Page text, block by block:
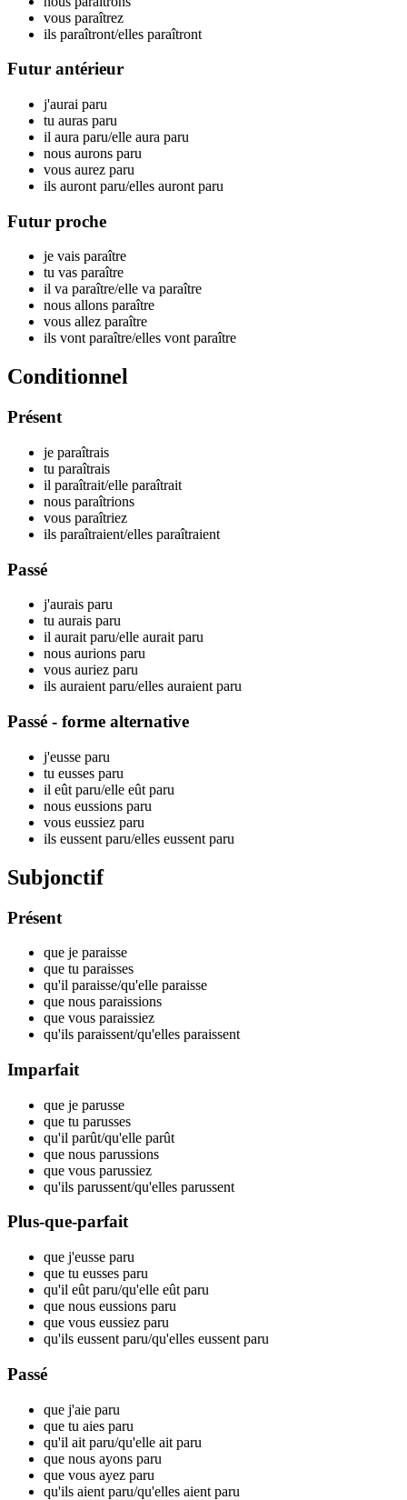
vous paraîtrez
ils paraîtront/elles paraîtront
Futur antérieur
j'aurai paru
tu auras paru
il aura paru/elle aura paru
nous aurons paru
vous aurez paru
ils auront paru/elles auront paru
Futur proche
je vais paraître
tu vas paraître
il va paraître/elle va paraître
nous allons paraître
vous allez paraître
ils vont paraître/elles vont paraître
Conditionnel
Présent
je paraîtrais
tu paraîtrais
il paraîtrait/elle paraîtrait
nous paraîtrions
vous paraîtriez
ils paraîtraient/elles paraîtraient
Passé
j'aurais paru
tu aurais paru
il aurait paru/elle aurait paru
nous aurions paru
vous auriez paru
ils auraient paru/elles auraient paru
Passé - forme alternative
j'eusse paru
tu eusses paru
il eût paru/elle eût paru
nous eussions paru
vous eussiez paru
ils eussent paru/elles eussent paru
Subjonctif
Présent
que je paraisse
que tu paraisses
qu'il paraisse/qu'elle paraisse
que nous paraissions
que vous paraissiez
qu'ils paraissent/qu'elles paraissent
Imparfait
que je parusse
que tu parusses
qu'il parût/qu'elle parût
que nous parussions
que vous parussiez
qu'ils parussent/qu'elles parussent
Plus-que-parfait
que j'eusse paru
que tu eusses paru
qu'il eût paru/qu'elle eût paru
que nous eussions paru
que vous eussiez paru
qu'ils eussent paru/qu'elles eussent paru
Passé
que j'aie paru
que tu aies paru
qu'il ait paru/qu'elle ait paru
que nous ayons paru
que vous ayez paru
qu'ils aient paru/qu'elles aient paru